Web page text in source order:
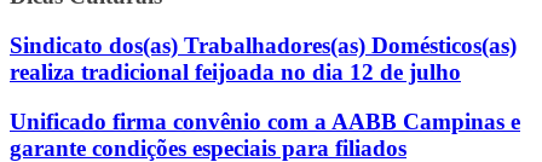
Sindicato dos(as) Trabalhadores(as) Domésticos(as)
realiza tradicional feijoada no dia 12 de julho
Unificado firma convênio com a AABB Campinas e
garante condições especiais para filiados